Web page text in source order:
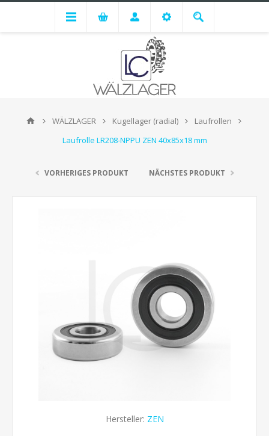
WÄLZLAGER Kugellager (radial)
Laufrollen
Laufrolle LR208-NPPU ZEN 40x85x18 mm
VORHERIGES PRODUKT NÄCHSTES PRODUKT
Hersteller: ZEN